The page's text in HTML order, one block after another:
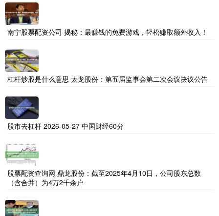
南宁股票配资公司 揭秘：最赚钱的免费游戏，轻松赚取额外收入！
杠杆炒股是什么意思 太龙股份：第五届监事会第二次会议决议公告
股市去杠杆 2026-05-27 中国财经60分
股票配资查询网 鼎龙股份：截至2025年4月10日，公司股东总数
（含合并）为4万2千余户